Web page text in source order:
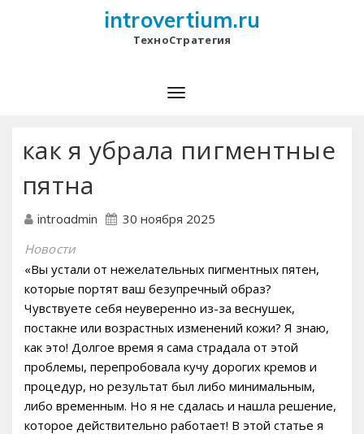
introvertium.ru
ТехноСтратегия
как я убрала пигментные
пятна
introadmin 30 ноября 2025
Новости
«Вы устали от нежелательных пигментных пятен,
которые портят ваш безупречный образ?
Чувствуете себя неуверенно из-за веснушек,
постакне или возрастных изменений кожи? Я знаю,
как это! Долгое время я сама страдала от этой
проблемы, перепробовала кучу дорогих кремов и
процедур, но результат был либо минимальным,
либо временным. Но я не сдалась и нашла решение,
которое действительно работает! В этой статье я